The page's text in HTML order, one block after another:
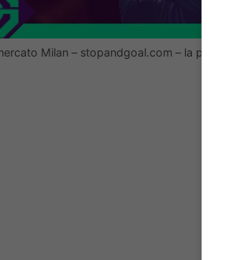
Milan – stopandgoal.com – la presse